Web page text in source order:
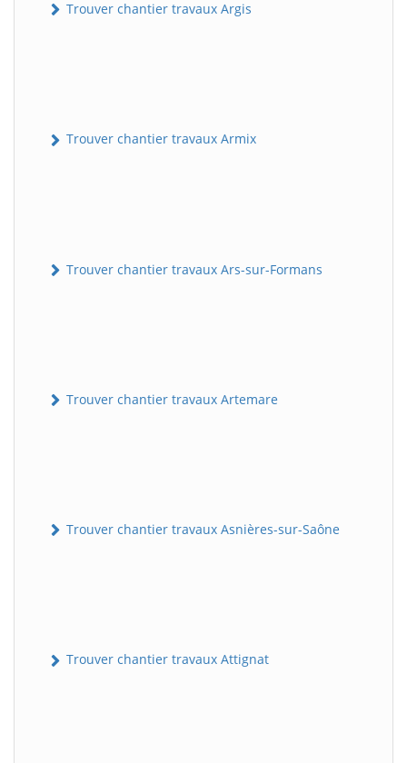
Trouver chantier travaux Argis
Trouver chantier travaux Armix
Trouver chantier travaux Ars-sur-Formans
Trouver chantier travaux Artemare
Trouver chantier travaux Asnières-sur-Saône
Trouver chantier travaux Attignat